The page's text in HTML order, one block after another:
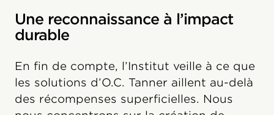
Une reconnaissance à l’impact
durable
En fin de compte, l’Institut veille à ce que
les solutions d’O.C. Tanner aillent au-delà
des récompenses superficielles. Nous